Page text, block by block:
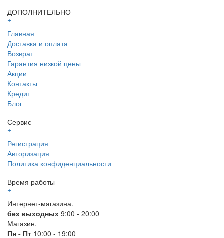
ДОПОЛНИТЕЛЬНО
+
Главная
Доставка и оплата
Возврат
Гарантия низкой цены
Акции
Контакты
Кредит
Блог
Сервис
+
Регистрация
Авторизация
Политика конфиденциальности
Время работы
+
Интернет-магазина.
без выходных 9:00 - 20:00
Магазин.
Пн - Пт 10:00 - 19:00